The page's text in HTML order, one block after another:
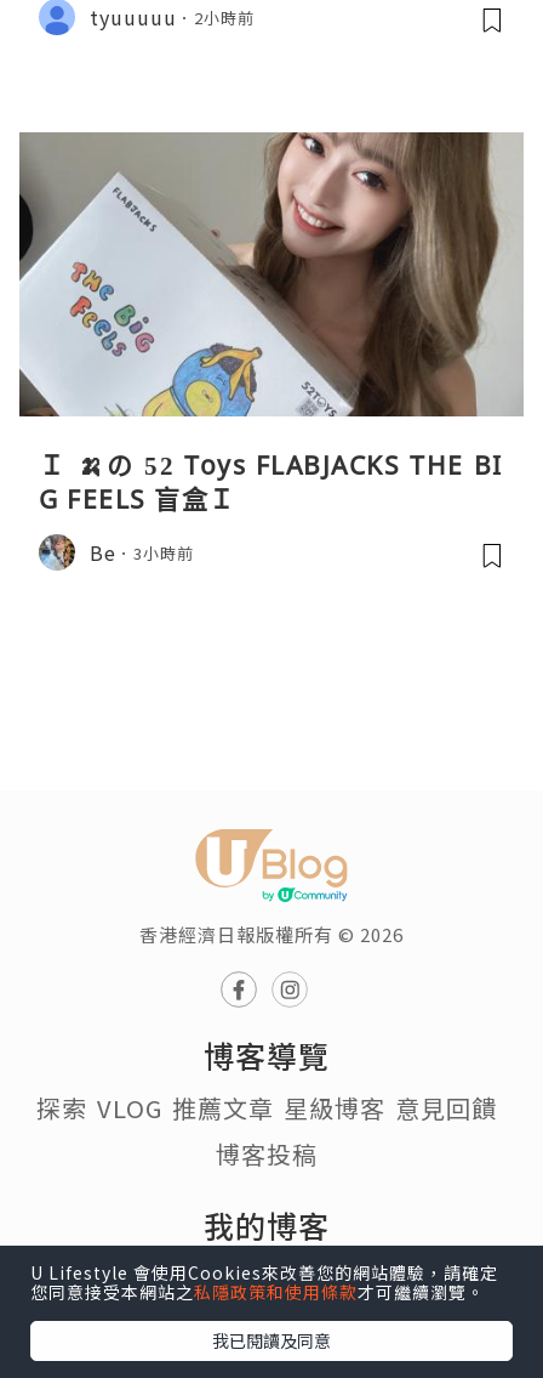
tyuuuuu 2小時前
Ｉ 🍌の 52 Toys FLABJACKS THE BI
G FEELS 盲盒Ｉ
Be 3小時前
香港經濟日報版權所有 © 2026
博客導覽
探索 VLOG 推薦文章 星級博客 意見回饋
博客投稿
我的博客
個人頁面 帳戶設定 我的收藏 我的追蹤
我的博客
U Lifestyle 會使用Cookies來改善您的網站體驗，請確定
您同意接受本網站之私隱政策和使用條款才可繼續瀏覽。
我已閱讀及同意